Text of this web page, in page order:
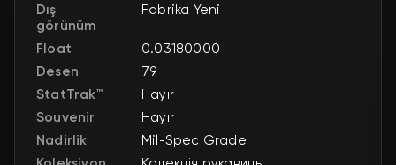
Dış
görünüm
Fabrika Yeni
Float
0.03180000
Desen
79
StatTrak™
Hayır
Souvenir
Hayır
Nadirlik
Mil-Spec Grade